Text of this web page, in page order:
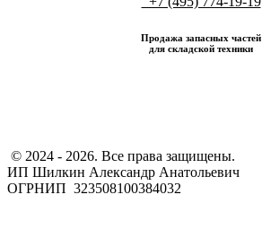
Продажа запасных частей
для складской техники
​ © 2024 - 2026. Все права защищены.
ИП Шилкин Александр Анатольевич
ОГРНИП 323508100384032